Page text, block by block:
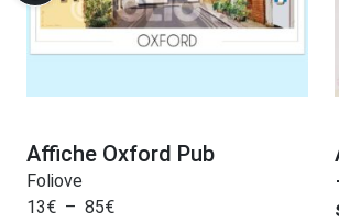
Affiche Oxford Pub
Foliove
13€ – 85€